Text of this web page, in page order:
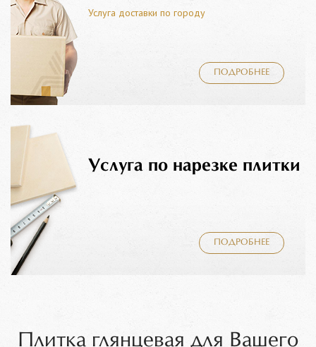
Услуга доставки по городу
ПОДРОБНЕЕ
Услуга по нарезке плитки
ПОДРОБНЕЕ
Плитка глянцевая для Вашего